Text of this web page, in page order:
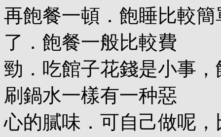
再飽餐一頓．飽睡比較
了．飽餐一般比較費
勁．吃館子花錢是小事
刷鍋水一樣有一种惡
心的膩味．可自己做呢